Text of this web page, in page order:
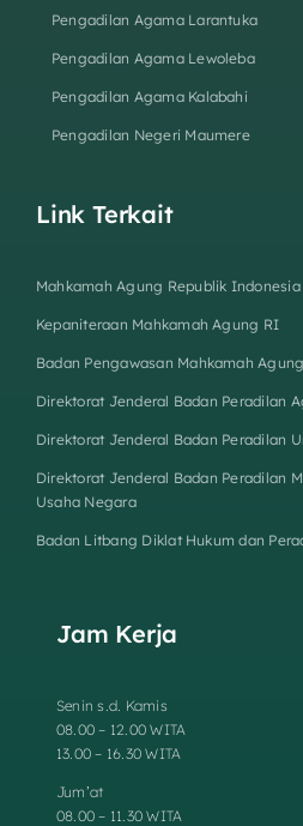
Pengadilan Agama Larantuka
Pengadilan Agama Lewoleba
Pengadilan Agama Kalabahi
Pengadilan Negeri Maumere
Link Terkait
Mahkamah Agung Republik Indonesia
Kepaniteraan Mahkamah Agung RI
Badan Pengawasan Mahkamah
Direktorat Jenderal Badan Peradilan
Direktorat Jenderal Badan Peradilan
Direktorat Jenderal Badan Peradilan
Usaha Negara
Badan Litbang Diklat Hukum dan
Jam Kerja
Senin s.d. Kamis
08.00 – 12.00 WITA
13.00 – 16.30 WITA
Jum’at
08.00 – 11.30 WITA